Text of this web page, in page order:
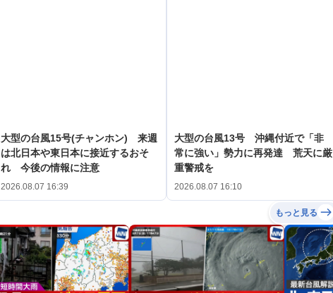
大型の台風15号(チャンホン) 来週
は北日本や東日本に接近するおそ
れ 今後の情報に注意
2026.08.07 16:39
大型の台風13号 沖縄付近で「非
常に強い」勢力に再発達 荒天に厳
重警戒を
2026.08.07 16:10
もっと見る